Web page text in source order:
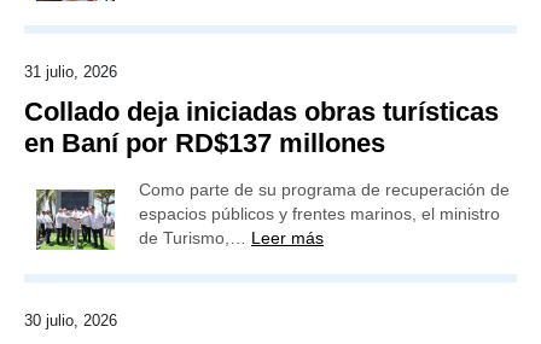
31 julio, 2026
Collado deja iniciadas obras turísticas
en Baní por RD$137 millones
Como parte de su programa de recuperación de
espacios públicos y frentes marinos, el ministro
de Turismo,… Leer más
30 julio, 2026